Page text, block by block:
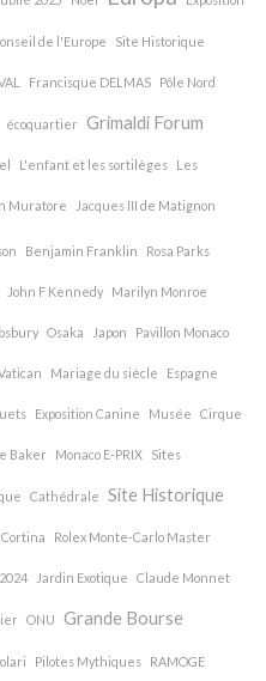
de l'Europe Site Historique
Francisque DELMAS Pôle Nord
écoquartier Grimaldi Forum
L'enfant et les sortilèges Les
Muratore Jacques III de Matignon
Benjamin Franklin Rosa Parks
John F Kennedy Marilyn Monroe
Osaka Japon Pavillon Monaco
Mariage du siècle Espagne
Exposition Canine Musée Cirque
Baker Monaco E-PRIX Sites
Cathédrale Site Historique
Rolex Monte-Carlo Master
Jardin Exotique Claude Monnet
ONU Grande Bourse
Pilotes Mythiques RAMOGE